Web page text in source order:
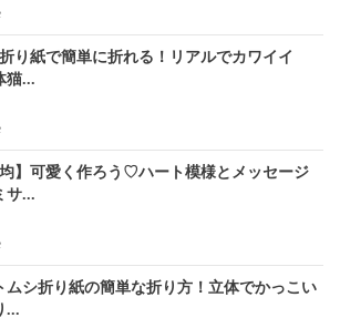
り紙で簡単に折れる！リアルでカワイイ
猫...
均】可愛く作ろう♡ハート模様とメッセージ
サ...
ムシ折り紙の簡単な折り方！立体でかっこい
...